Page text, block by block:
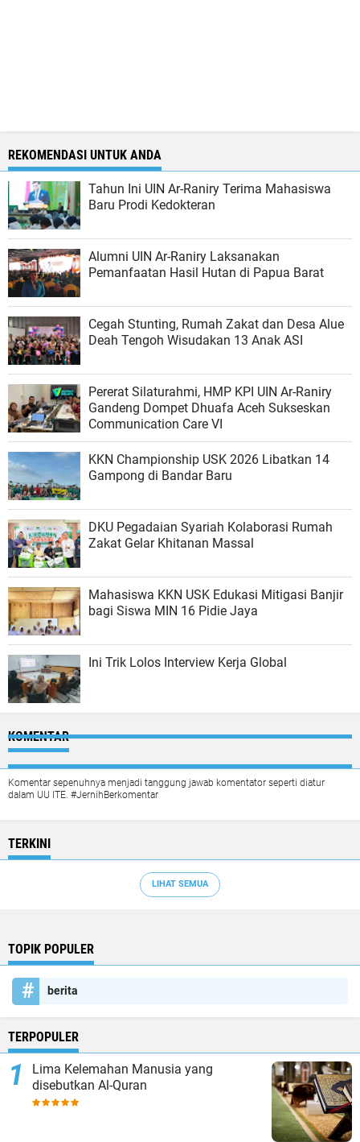
REKOMENDASI UNTUK ANDA
Tahun Ini UIN Ar-Raniry Terima Mahasiswa
Baru Prodi Kedokteran
Alumni UIN Ar-Raniry Laksanakan
Pemanfaatan Hasil Hutan di Papua Barat
Cegah Stunting, Rumah Zakat dan Desa Alue
Deah Tengoh Wisudakan 13 Anak ASI
Pererat Silaturahmi, HMP KPI UIN Ar-Raniry
Gandeng Dompet Dhuafa Aceh Sukseskan
Communication Care VI
KKN Championship USK 2026 Libatkan 14
Gampong di Bandar Baru
DKU Pegadaian Syariah Kolaborasi Rumah
Zakat Gelar Khitanan Massal
Mahasiswa KKN USK Edukasi Mitigasi Banjir
bagi Siswa MIN 16 Pidie Jaya
Ini Trik Lolos Interview Kerja Global
KOMENTAR
Komentar sepenuhnya menjadi tanggung jawab komentator seperti diatur
dalam UU ITE. #JernihBerkomentar
TERKINI
LIHAT SEMUA
TOPIK POPULER
berita
TERPOPULER
Lima Kelemahan Manusia yang
disebutkan Al-Quran